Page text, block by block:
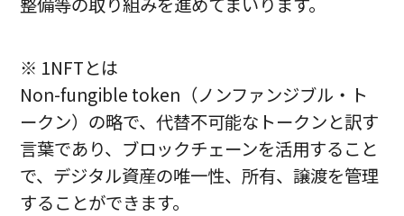
※ 1NFTとは
Non-fungible token（ノンファンジブル・ト
ークン）の略で、代替不可能なトークンと訳す
言葉であり、ブロックチェーンを活用すること
で、デジタル資産の唯一性、所有、譲渡を管理
することができます。